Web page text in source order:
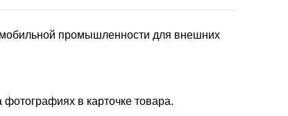
промышленности для внешних
в карточке товара.